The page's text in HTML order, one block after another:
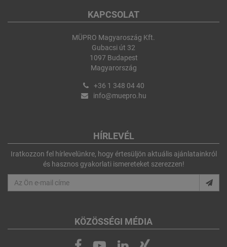
KAPCSOLAT
MÜPRO Magyaroszág Kft.
Gubacsi út 32
1097 Budapest
Magyarország
+36 1 348 04 40
info@muepro.hu
HÍRLEVÉL
Iratkozzon fel hírlevelünkre, hogy értesüljön aktuális ajánlatainkról
és hasznos gyakorlati ismereteket szerezzen!
KÖZÖSSÉGI MÉDIA